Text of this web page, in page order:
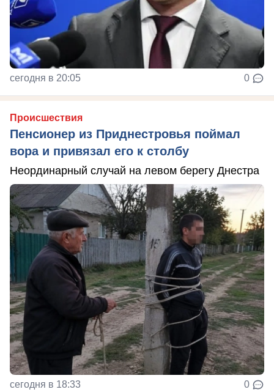
сегодня в 20:05 0
Происшествия
Пенсионер из Приднестровья поймал
вора и привязал его к столбу
Неординарный случай на левом берегу Днестра
сегодня в 18:33 0